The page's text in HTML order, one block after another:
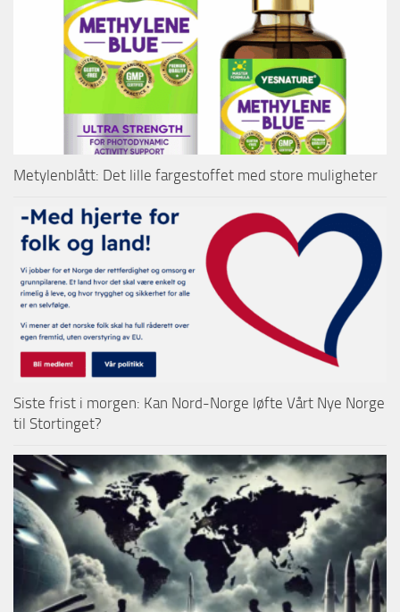
Metylenblått: Det lille fargestoffet med store muligheter
Siste frist i morgen: Kan Nord-Norge løfte Vårt Nye Norge
til Stortinget?